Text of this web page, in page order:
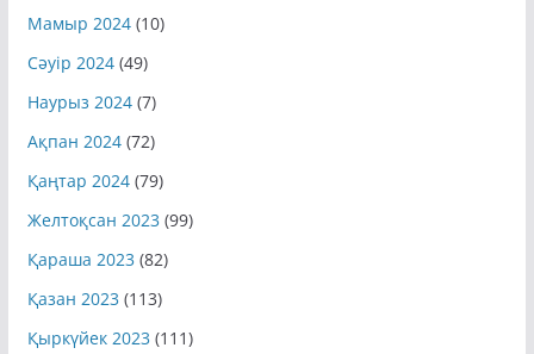
Мамыр 2024(10)
Сәуір 2024(49)
Наурыз 2024(7)
Ақпан 2024(72)
Қаңтар 2024(79)
Желтоқсан 2023 (99)
Қараша 2023 (82)
Қазан 2023 (113)
Қыркүйек 2023 (111)